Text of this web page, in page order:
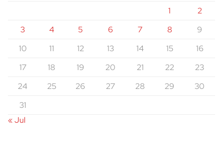
1
2
3
4 5 6 7 8
9
10
11 12 13 14 15
16
17
18 19 20 21 22
23
24
25 26 27 28 29
30
31
« Jul